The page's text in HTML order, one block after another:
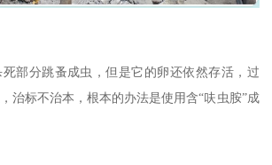
部分跳蚤成虫，但是它的卵还依然存活，过
治标不治本，根本的办法是使用含“呋虫胺”成